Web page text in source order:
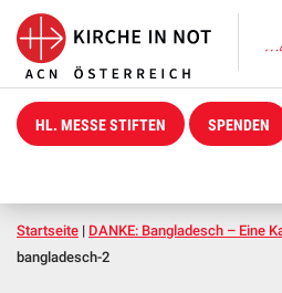
HL. MESSE STIFTEN SPENDEN
Startseite | DANKE: Bangladesch – Eine
bangladesch-2